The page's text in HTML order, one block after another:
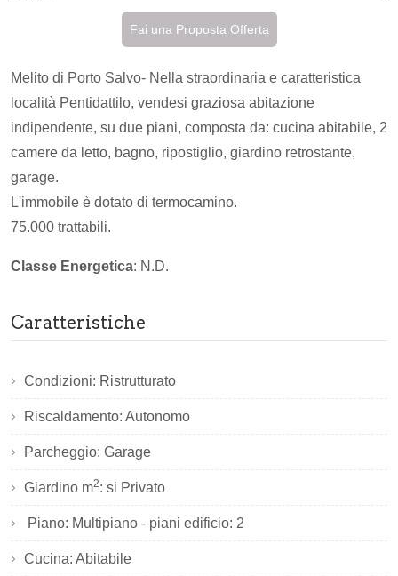
Fai una Proposta Offerta
Melito di Porto Salvo- Nella straordinaria e caratteristica
località Pentidattilo, vendesi graziosa abitazione
indipendente, su due piani, composta da: cucina abitabile, 2
camere da letto, bagno, ripostiglio, giardino retrostante,
garage.
L'immobile è dotato di termocamino.
75.000 trattabili.
Classe Energetica: N.D.
Caratteristiche
Condizioni: Ristrutturato
Riscaldamento: Autonomo
Parcheggio: Garage
Giardino m2: si Privato
Piano: Multipiano - piani edificio: 2
Cucina: Abitabile